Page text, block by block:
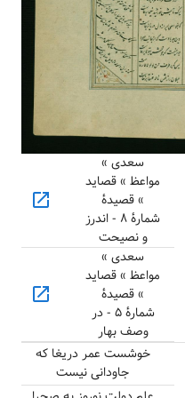
سعدی »
مواعظ » قصاید
» قصیدهٔ
شمارهٔ ۸ - اندرز
و نصیحت
open_in_new
سعدی »
مواعظ » قصاید
» قصیدهٔ
شمارهٔ ۵ - در
وصف بهار
open_in_new
خوشست عمر دریغا که
جاودانی نیست